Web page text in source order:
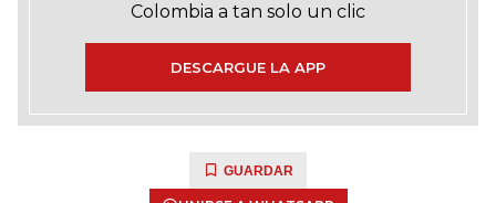
Colombia a tan solo un clic
DESCARGUE LA APP
GUARDAR